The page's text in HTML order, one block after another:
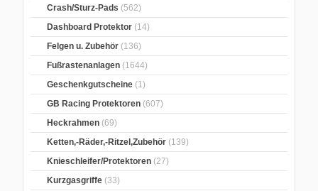
Crash/Sturz-Pads (562)
Dashboard Protektor (14)
Felgen u. Zubehör (136)
Fußrastenanlagen (1644)
Geschenkgutscheine (1)
GB Racing Protektoren (607)
Heckrahmen (69)
Ketten,-Räder,-Ritzel,Zubehör (139)
Knieschleifer/Protektoren (27)
Kurzgasgriffe (33)